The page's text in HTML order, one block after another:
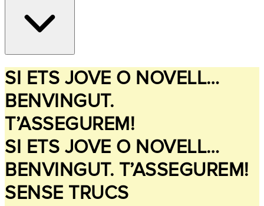
SI ETS JOVE O NOVELL…
BENVINGUT.
T’ASSEGUREM!
SI ETS JOVE O NOVELL…
BENVINGUT. T’ASSEGUREM!
SENSE TRUCS